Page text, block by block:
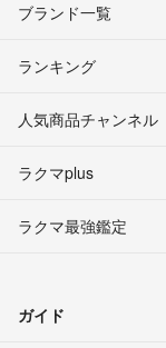
ブランド一覧
ランキング
人気商品チャンネル
ラクマplus
ラクマ最強鑑定
ガイド